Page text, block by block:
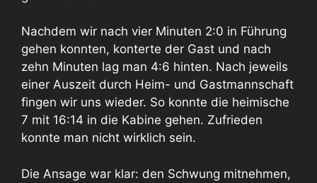
Nachdem wir nach vier Minuten 2:0 in Führung
gehen konnten, konterte der Gast und nach
zehn Minuten lag man 4:6 hinten. Nach jeweils
einer Auszeit durch Heim- und Gastmannschaft
fingen wir uns wieder. So konnte die heimische
7 mit 16:14 in die Kabine gehen. Zufrieden
konnte man nicht wirklich sein.
Die Ansage war klar: den Schwung mitnehmen,